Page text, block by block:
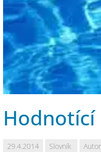
29.4.2014 Slovník